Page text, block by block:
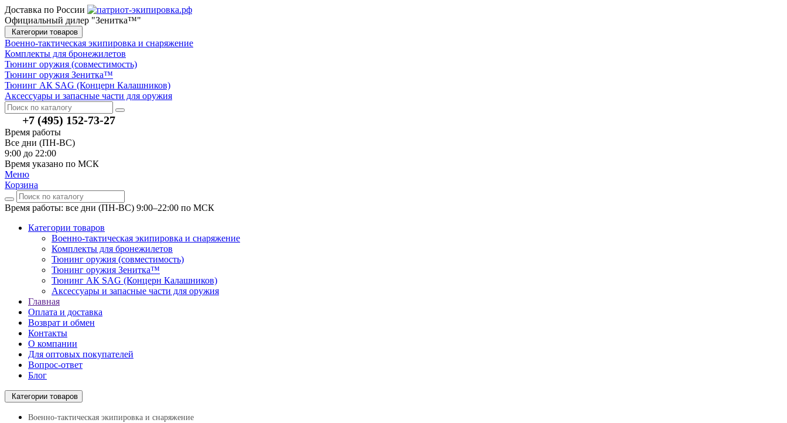
Доставка по России
Официальный дилер "Зенитка™"
Категории товаров
Военно-тактическая экипировка и снаряжение
Комплекты для бронежилетов
Тюнинг оружия (совместимость)
Тюнинг оружия Зенитка™
Тюнинг АК SAG (Концерн Калашников)
Аксессуары и запасные части для оружия
+7 (495) 152-73-27
Время работы
Все дни (ПН-ВС)
9:00 до 22:00
Время указано по МСК
Меню
Корзина
Время работы: все дни (ПН-ВС) 9:00–22:00 по МСК
Категории товаров
Военно-тактическая экипировка и снаряжение
Комплекты для бронежилетов
Тюнинг оружия (совместимость)
Тюнинг оружия Зенитка™
Тюнинг АК SAG (Концерн Калашников)
Аксессуары и запасные части для оружия
Главная
Оплата и доставка
Возврат и обмен
Контакты
О компании
Для оптовых покупателей
Вопрос-ответ
Блог
Категории товаров
Военно-тактическая экипировка и снаряжение